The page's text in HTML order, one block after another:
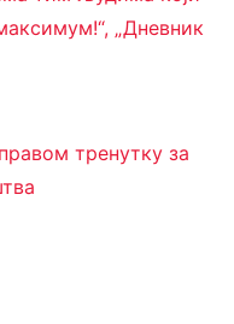
„Дневник
тренутку за